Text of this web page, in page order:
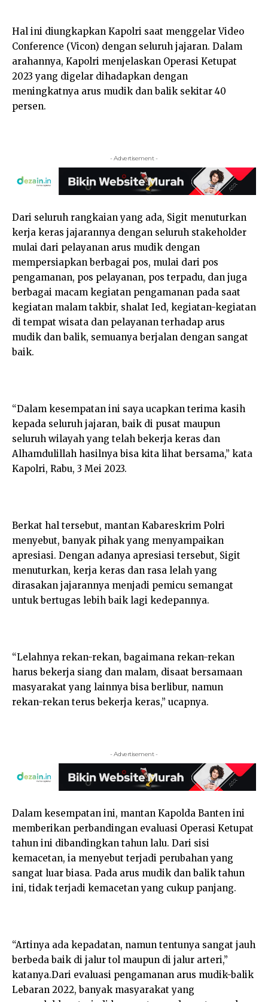
Hal ini diungkapkan Kapolri saat menggelar Video
Conference (Vicon) dengan seluruh jajaran. Dalam
arahannya, Kapolri menjelaskan Operasi Ketupat
2023 yang digelar dihadapkan dengan
meningkatnya arus mudik dan balik sekitar 40
persen.
- Advertisement -
Dari seluruh rangkaian yang ada, Sigit menuturkan
kerja keras jajarannya dengan seluruh stakeholder
mulai dari pelayanan arus mudik dengan
mempersiapkan berbagai pos, mulai dari pos
pengamanan, pos pelayanan, pos terpadu, dan juga
berbagai macam kegiatan pengamanan pada saat
kegiatan malam takbir, shalat Ied, kegiatan-kegiatan
di tempat wisata dan pelayanan terhadap arus
mudik dan balik, semuanya berjalan dengan sangat
baik.
“Dalam kesempatan ini saya ucapkan terima kasih
kepada seluruh jajaran, baik di pusat maupun
seluruh wilayah yang telah bekerja keras dan
Alhamdulillah hasilnya bisa kita lihat bersama,” kata
Kapolri, Rabu, 3 Mei 2023.
Berkat hal tersebut, mantan Kabareskrim Polri
menyebut, banyak pihak yang menyampaikan
apresiasi. Dengan adanya apresiasi tersebut, Sigit
menuturkan, kerja keras dan rasa lelah yang
dirasakan jajarannya menjadi pemicu semangat
untuk bertugas lebih baik lagi kedepannya.
“Lelahnya rekan-rekan, bagaimana rekan-rekan
harus bekerja siang dan malam, disaat bersamaan
masyarakat yang lainnya bisa berlibur, namun
rekan-rekan terus bekerja keras,” ucapnya.
- Advertisement -
Dalam kesempatan ini, mantan Kapolda Banten ini
memberikan perbandingan evaluasi Operasi Ketupat
tahun ini dibandingkan tahun lalu. Dari sisi
kemacetan, ia menyebut terjadi perubahan yang
sangat luar biasa. Pada arus mudik dan balik tahun
ini, tidak terjadi kemacetan yang cukup panjang.
“Artinya ada kepadatan, namun tentunya sangat jauh
berbeda baik di jalur tol maupun di jalur arteri,”
katanya.Dari evaluasi pengamanan arus mudik-balik
Lebaran 2022, banyak masyarakat yang